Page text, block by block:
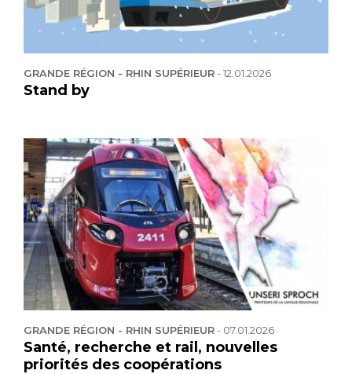
GRANDE RÉGION - RHIN SUPÉRIEUR-12.01.2026
Stand by
GRANDE RÉGION - RHIN SUPÉRIEUR- 07.01.2026
Santé, recherche et rail, nouvelles
priorités des coopérations